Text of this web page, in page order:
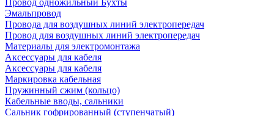
Провод одножильный Бухты
Эмальпровод
Провода для воздушных линий электропередач
Провод для воздушных линий электропередач
Материалы для электромонтажа
Аксессуары для кабеля
Аксессуары для кабеля
Маркировка кабельная
Пружинный сжим (кольцо)
Кабельные вводы, сальники
Сальник гофрированный (ступенчатый)